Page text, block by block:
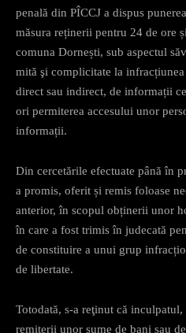
penală din PÎCCJ a dispus
măsura reținerii pentru 24 de ore
comuna Dornești, sub aspectul
mită şi complicitate la
direct sau indirect, de informații
ori permiterea accesului unor
informații.
Din cercetările efectuate până în
a promis, oferit și remis foloase
anterior, în scopul obținerii unor
în care a fost trimis în judecată
de constituire a unui grup
de libertate.
Totodată, s-a reţinut că
remiterii unor sume de bani sau